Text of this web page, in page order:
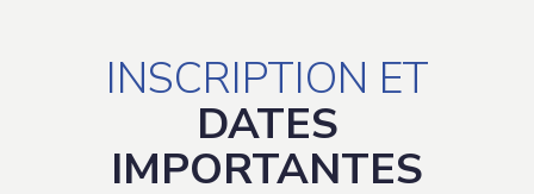
INSCRIPTION ET
DATES
IMPORTANTES